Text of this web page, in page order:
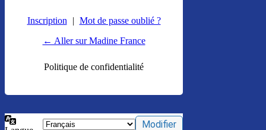
Inscription | Mot de passe oublié ?
← Aller sur Madine France
Politique de confidentialité